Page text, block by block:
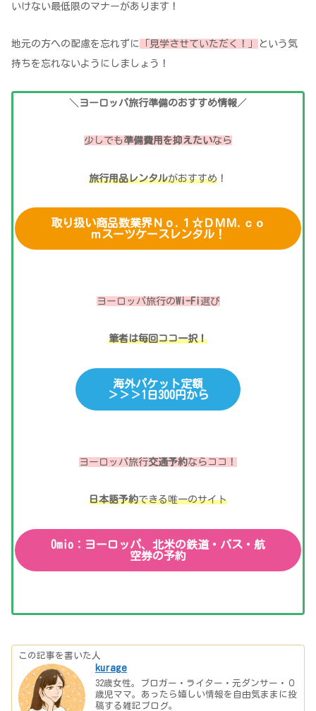
いけない最低限のマナーがあります！
地元の方への配慮を忘れずに 「見学させていただく！」
という気
持ちを忘れないようにしましょう！
＼ ヨーロッパ旅行準備のおすすめ情報／
少しでも 準備費用を抑えたいなら
旅行用品レンタルがおすすめ ！
取り扱い商品数業界Ｎо.１☆ＤＭＭ.ｃｏ
ｍスーツケースレンタル！
ヨーロッパ旅行のWi-Fi 選び
筆者は毎回ココ一択！
海外パケット定額
＞＞＞1日300円から
ヨーロッパ旅行交通予約ならココ！
日本語予約できる唯一のサイト
Omio：ヨーロッパ、北米の鉄道・バス・航
空券の予約
この記事を書いた人
kurage
32歳女性。ブロガー・ライター・元ダンサー・０
歳児ママ。あったら嬉しい情報を自由気ままに投
稿する雑記ブログ。